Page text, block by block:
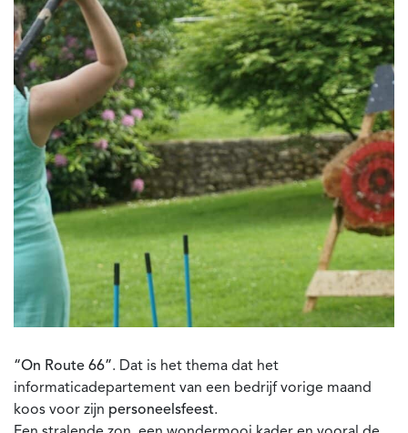
“On Route 66”. Dat is het thema dat het
informaticadepartement van een bedrijf vorige maand
koos voor zijn personeelsfeest.